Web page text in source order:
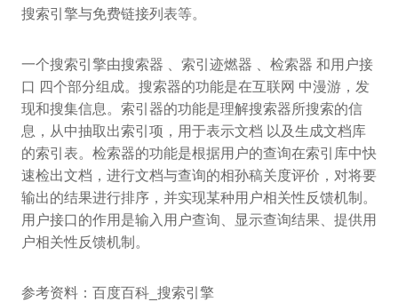
搜索引擎与免费链接列表等。
一个搜索引擎由搜索器 、索引迹燃器 、检索器 和用户接
口 四个部分组成。搜索器的功能是在互联网 中漫游，发
现和搜集信息。索引器的功能是理解搜索器所搜索的信
息，从中抽取出索引项，用于表示文档 以及生成文档库
的索引表。检索器的功能是根据用户的查询在索引库中快
速检出文档，进行文档与查询的相孙稿关度评价，对将要
输出的结果进行排序，并实现某种用户相关性反馈机制。
用户接口的作用是输入用户查询、显示查询结果、提供用
户相关性反馈机制。
参考资料：百度百科_搜索引擎